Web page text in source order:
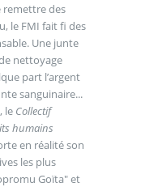
remettre des
le FMI fait fi des
Une junte
nettoyage
part l’argent
sanguinaire...
le Collectif
humains
en réalité son
les plus
Goïta" et